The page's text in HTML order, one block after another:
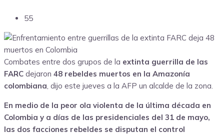
55
Combates entre dos grupos de la extinta guerrilla de las
FARC dejaron 48 rebeldes muertos en la Amazonía
colombiana, dijo este jueves a la AFP un alcalde de la zona.
En medio de la peor ola violenta de la última década en
Colombia y a días de las presidenciales del 31 de mayo,
las dos facciones rebeldes se disputan el control